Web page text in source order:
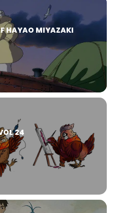
HAYAO MIYAZAKI
24